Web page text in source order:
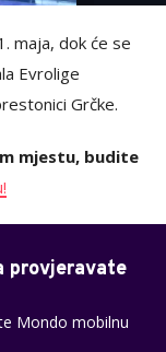
maja, dok će se
Evrolige
Grčke.
mjestu, budite
provjeravate
Mondo mobilnu